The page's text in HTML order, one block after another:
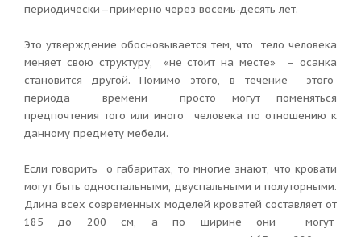
периодически—примерно через восемь-десять лет.
Это утверждение обосновывается тем, что тело человека
меняет свою структуру, «не стоит на месте» – осанка
становится другой. Помимо этого, в течение этого
периода времени просто могут поменяться
предпочтения того или иного человека по отношению к
данному предмету мебели.
Если говорить о габаритах, то многие знают, что кровати
могут быть односпальными, двуспальными и полуторными.
Длина всех современных моделей кроватей составляет от
185 до 200 см, а по ширине они могут